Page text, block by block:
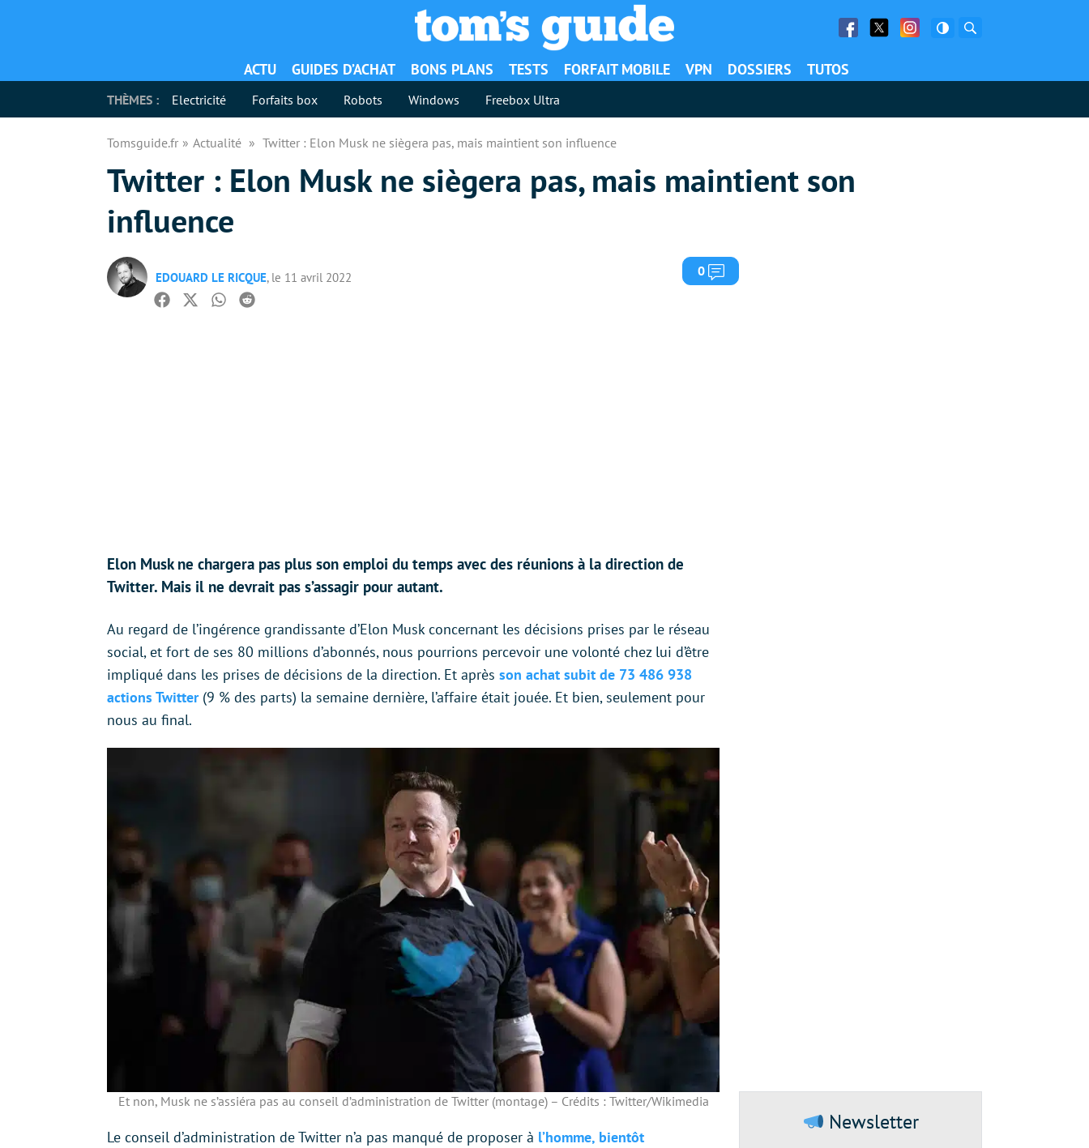
Facebook
Twitter Facebook
ACTU GUIDES D’ACHAT BONS PLANS TESTS FORFAIT MOBILE VPN DOSSIERS TUTOS
THÈMES : Electricité Forfaits box Robots Windows Freebox Ultra
Tomsguide.fr Actualité Twitter : Elon Musk ne siègera pas, mais maintient son influence
Twitter : Elon Musk ne siègera pas, mais maintient son
influence
EDOUARD LE RICQUE, le 11 avril 2022 0 Commentaires
Facebook
TwitterWhatsapp
Reddit
Elon Musk ne chargera pas plus son emploi du temps avec des réunions à la direction de
Twitter. Mais il ne devrait pas s’assagir pour autant.
Au regard de l’ingérence grandissante d’Elon Musk concernant les décisions prises par le réseau
social, et fort de ses 80 millions d’abonnés, nous pourrions percevoir une volonté chez lui d’être
impliqué dans les prises de décisions de la direction. Et après son achat subit de 73 486 938
actions Twitter (9 % des parts) la semaine dernière, l’affaire était jouée. Et bien, seulement pour
nous au final.
Et non, Musk ne s’assiéra pas au conseil d’administration de Twitter (montage) – Crédits : Twitter/Wikimedia
Le conseil d’administration de Twitter n’a pas manqué de proposer à l’homme, bientôt
Newsletter